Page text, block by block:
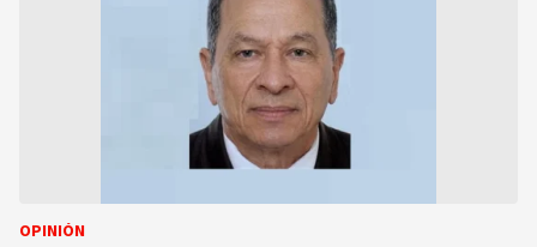
OPINIÓN